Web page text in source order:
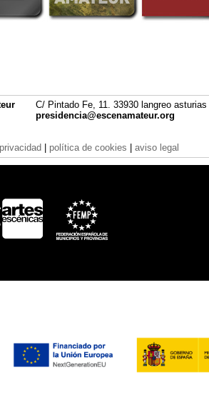
C/ Pintado Fe, 11. 33930 langreo asturias
presidencia@escenamateur.org
política de cookies aviso legal